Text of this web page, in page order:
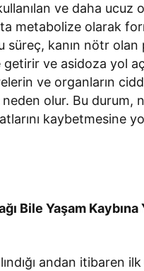
ve daha ucuz
metabolize olarak
süreç, kanın nötr olan
ve asidoza yol
ve organların
olur. Bu durum,
kaybetmesine
Bile Yaşam Kaybına
andan itibaren